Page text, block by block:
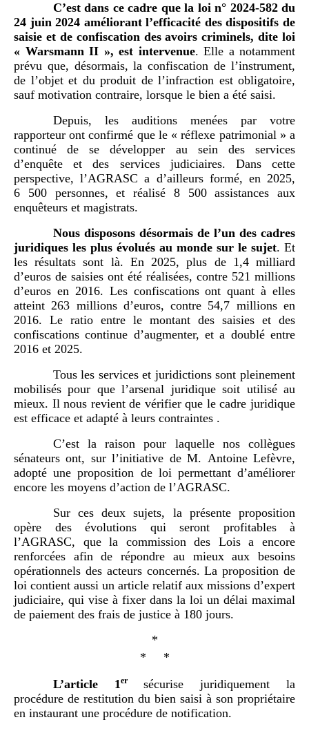
C’est dans ce cadre que la loi n° 2024-582 du
24 juin 2024 améliorant l’efficacité des dispositifs de
saisie et de confiscation des avoirs criminels, dite loi
« Warsmann II », est intervenue. Elle a notamment
prévu que, désormais, la confiscation de l’instrument,
de l’objet et du produit de l’infraction est obligatoire,
sauf motivation contraire, lorsque le bien a été saisi.
Depuis, les auditions menées par votre
rapporteur ont confirmé que le « réflexe patrimonial » a
continué de se développer au sein des services
d’enquête et des services judiciaires. Dans cette
perspective, l’AGRASC a d’ailleurs formé, en 2025,
6 500 personnes, et réalisé 8 500 assistances aux
enquêteurs et magistrats.
Nous disposons désormais de l’un des cadres
juridiques les plus évolués au monde sur le sujet. Et
les résultats sont là. En 2025, plus de 1,4 milliard
d’euros de saisies ont été réalisées, contre 521 millions
d’euros en 2016. Les confiscations ont quant à elles
atteint 263 millions d’euros, contre 54,7 millions en
2016. Le ratio entre le montant des saisies et des
confiscations continue d’augmenter, et a doublé entre
2016 et 2025.
Tous les services et juridictions sont pleinement
mobilisés pour que l’arsenal juridique soit utilisé au
mieux. Il nous revient de vérifier que le cadre juridique
est efficace et adapté à leurs contraintes .
C’est la raison pour laquelle nos collègues
sénateurs ont, sur l’initiative de M. Antoine Lefèvre,
adopté une proposition de loi permettant d’améliorer
encore les moyens d’action de l’AGRASC.
Sur ces deux sujets, la présente proposition
opère des évolutions qui seront profitables à
l’AGRASC, que la commission des Lois a encore
renforcées afin de répondre au mieux aux besoins
opérationnels des acteurs concernés. La proposition de
loi contient aussi un article relatif aux missions d’expert
judiciaire, qui vise à fixer dans la loi un délai maximal
de paiement des frais de justice à 180 jours.
*
* *
L’article 1ersécurise juridiquement la
procédure de restitution du bien saisi à son propriétaire
en instaurant une procédure de notification.